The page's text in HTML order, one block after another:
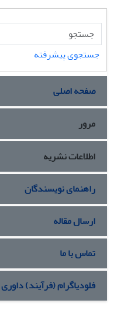
جستجوی پیشرفته
صفحه اصلی
مرور
اطلاعات نشریه
راهنمای نویسندگان
ارسال مقاله
تماس با ما
فلودیاگرام (فرآیند)